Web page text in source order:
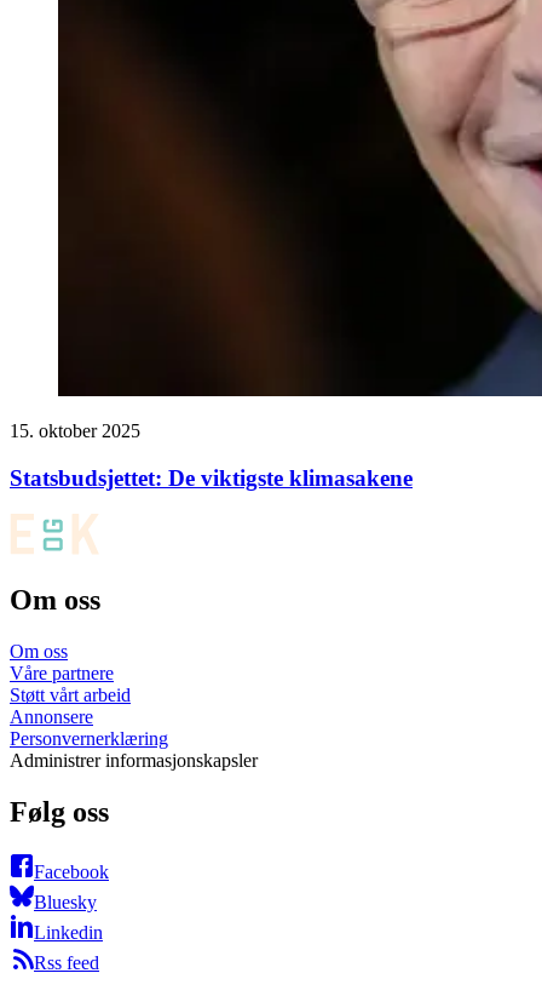
15. oktober 2025
Statsbudsjettet: De viktigste klimasakene
Om oss
Om oss
Våre partnere
Støtt vårt arbeid
Annonsere
Personvernerklæring
Administrer informasjonskapsler
Følg oss
Facebook
Bluesky
Linkedin
Rss feed